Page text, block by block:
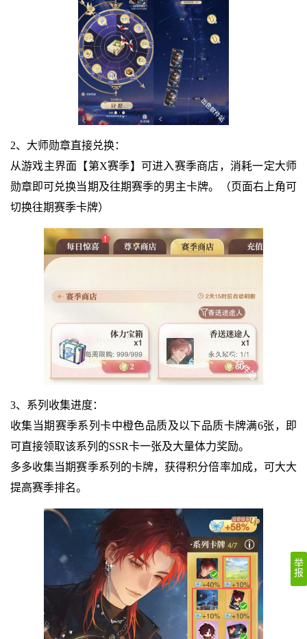
2、大师勋章直接兑换：
从游戏主界面【第X赛季】可进入赛季商店，消耗一定大师
勋章即可兑换当期及往期赛季的男主卡牌。（页面右上角可
切换往期赛季卡牌）
3、系列收集进度：
收集当期赛季系列卡中橙色品质及以下品质卡牌满6张，即
可直接领取该系列的SSR卡一张及大量体力奖励。
多多收集当期赛季系列的卡牌，获得积分倍率加成，可大大
提高赛季排名。
举
报